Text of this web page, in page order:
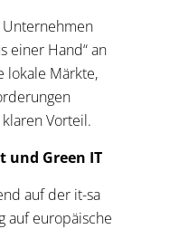
einer Hand“ an
lokale Märkte,
Vorteil.
und Green IT
auf der it-sa
auf europäische